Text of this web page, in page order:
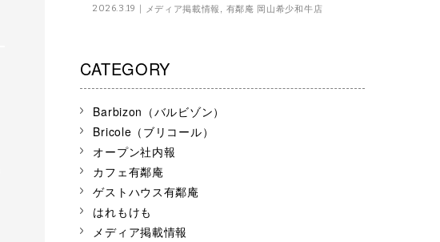
2026.3.19 メディア掲載情報 有鄰庵 岡山希少和牛店
CATEGORY
Barbizon（バルビゾン）
Bricole（ブリコール）
オープン社内報
カフェ有鄰庵
ゲストハウス有鄰庵
はれもけも
メディア掲載情報